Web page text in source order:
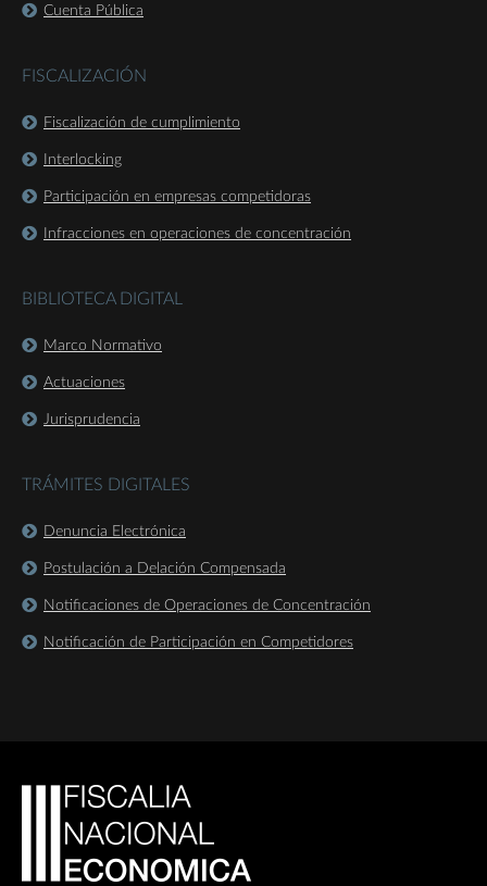
Cuenta Pública
FISCALIZACIÓN
Fiscalización de cumplimiento
Interlocking
Participación en empresas competidoras
Infracciones en operaciones de concentración
BIBLIOTECA DIGITAL
Marco Normativo
Actuaciones
Jurisprudencia
TRÁMITES DIGITALES
Denuncia Electrónica
Postulación a Delación Compensada
Notificaciones de Operaciones de Concentración
Notificación de Participación en Competidores